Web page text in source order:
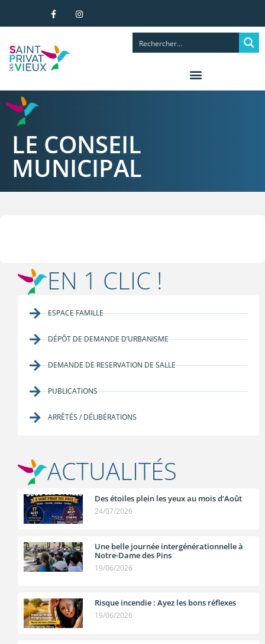
LE CONSEIL
MUNICIPAL
EN 1 CLIC !
ESPACE FAMILLE
DÉPÔT DE DEMANDE D’URBANISME
DEMANDE DE RESERVATION DE SALLE
PUBLICATIONS
ARRÊTÉS / DÉLIBÉRATIONS
ACTUALITÉS
Des étoiles plein les yeux au mois d’Août
24/07/2026
Une belle journée intergénérationnelle à
Notre-Dame des Pins
19/06/2026
Risque incendie : Ayez les bons réflexes
19/06/2026